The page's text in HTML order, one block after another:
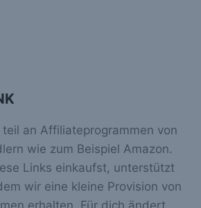
an Affiliateprogrammen von
wie zum Beispiel Amazon.
Links einkaufst, unterstützt
wir eine kleine Provision von